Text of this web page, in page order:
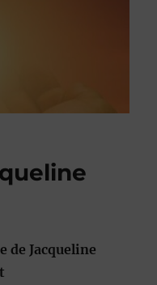
de Jacqueline